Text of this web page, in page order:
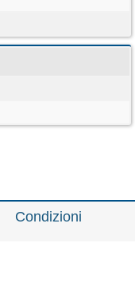
Condizioni